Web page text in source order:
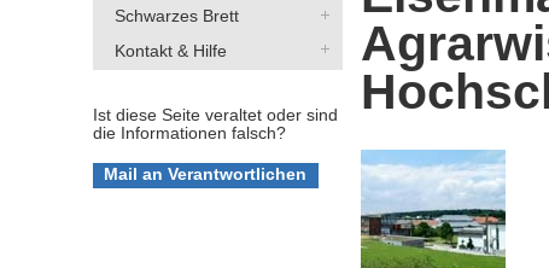
Schwarzes Brett
Kontakt & Hilfe
Ist diese Seite veraltet oder sind
die Informationen falsch?